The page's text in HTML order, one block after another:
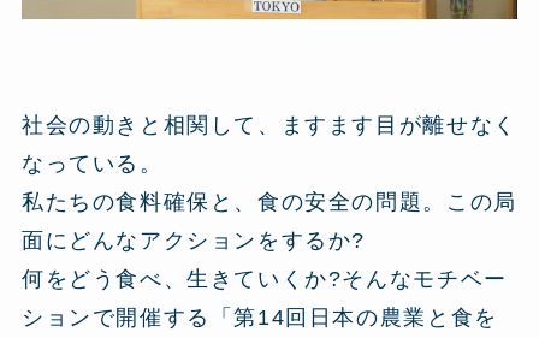
社会の動きと相関して、ますます目が離せなく
なっている。
私たちの食料確保と、食の安全の問題。この局
面にどんなアクションをするか?
何をどう食べ、生きていくか?そんなモチベー
ションで開催する「第14回日本の農業と食を